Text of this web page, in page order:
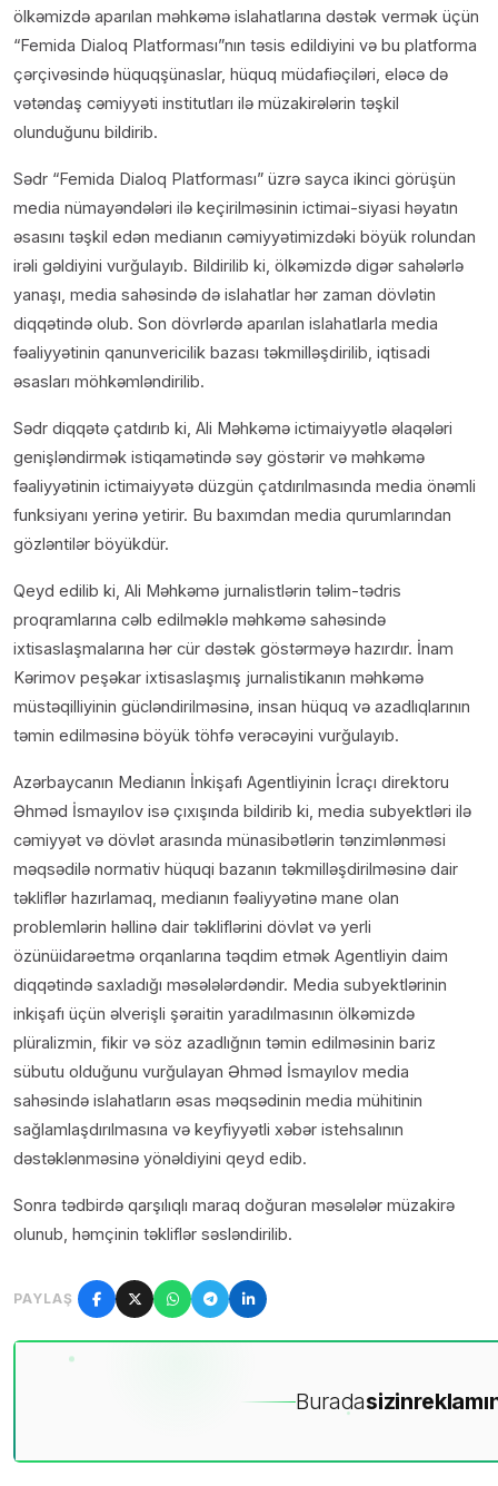
ölkəmizdə aparılan məhkəmə islahatlarına dəstək vermək üçün
“Femida Dialoq Platforması”nın təsis edildiyini və bu platforma
çərçivəsində hüquqşünaslar, hüquq müdafiəçiləri, eləcə də
vətəndaş cəmiyyəti institutları ilə müzakirələrin təşkil
olunduğunu bildirib.
Sədr “Femida Dialoq Platforması” üzrə sayca ikinci görüşün
media nümayəndələri ilə keçirilməsinin ictimai-siyasi həyatın
əsasını təşkil edən medianın cəmiyyətimizdəki böyük rolundan
irəli gəldiyini vurğulayıb. Bildirilib ki, ölkəmizdə digər sahələrlə
yanaşı, media sahəsində də islahatlar hər zaman dövlətin
diqqətində olub. Son dövrlərdə aparılan islahatlarla media
fəaliyyətinin qanunvericilik bazası təkmilləşdirilib, iqtisadi
əsasları möhkəmləndirilib.
Sədr diqqətə çatdırıb ki, Ali Məhkəmə ictimaiyyətlə əlaqələri
genişləndirmək istiqamətində səy göstərir və məhkəmə
fəaliyyətinin ictimaiyyətə düzgün çatdırılmasında media önəmli
funksiyanı yerinə yetirir. Bu baxımdan media qurumlarından
gözləntilər böyükdür.
Qeyd edilib ki, Ali Məhkəmə jurnalistlərin təlim-tədris
proqramlarına cəlb edilməklə məhkəmə sahəsində
ixtisaslaşmalarına hər cür dəstək göstərməyə hazırdır. İnam
Kərimov peşəkar ixtisaslaşmış jurnalistikanın məhkəmə
müstəqilliyinin gücləndirilməsinə, insan hüquq və azadlıqlarının
təmin edilməsinə böyük töhfə verəcəyini vurğulayıb.
Azərbaycanın Medianın İnkişafı Agentliyinin İcraçı direktoru
Əhməd İsmayılov isə çıxışında bildirib ki, media subyektləri ilə
cəmiyyət və dövlət arasında münasibətlərin tənzimlənməsi
məqsədilə normativ hüquqi bazanın təkmilləşdirilməsinə dair
təkliflər hazırlamaq, medianın fəaliyyətinə mane olan
problemlərin həllinə dair təkliflərini dövlət və yerli
özünüidarəetmə orqanlarına təqdim etmək Agentliyin daim
diqqətində saxladığı məsələlərdəndir. Media subyektlərinin
inkişafı üçün əlverişli şəraitin yaradılmasının ölkəmizdə
plüralizmin, fikir və söz azadlığnın təmin edilməsinin bariz
sübutu olduğunu vurğulayan Əhməd İsmayılov media
sahəsində islahatların əsas məqsədinin media mühitinin
sağlamlaşdırılmasına və keyfiyyətli xəbər istehsalının
dəstəklənməsinə yönəldiyini qeyd edib.
Sonra tədbirdə qarşılıqlı maraq doğuran məsələlər müzakirə
olunub, həmçinin təkliflər səsləndirilib.
PAYLAŞ
Buradasizin